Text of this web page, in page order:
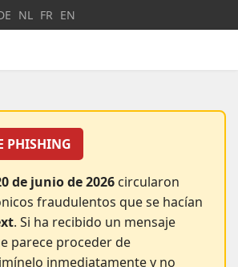
su idioma
NL FR EN
PHISHING
de junio de 2026 circularon
fraudulentos que se hacían
. Si ha recibido un mensaje
parece proceder de
inmediatamente y no